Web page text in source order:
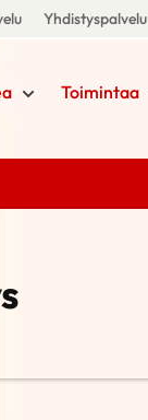
Yhdistyspalvelu
Toimintaa